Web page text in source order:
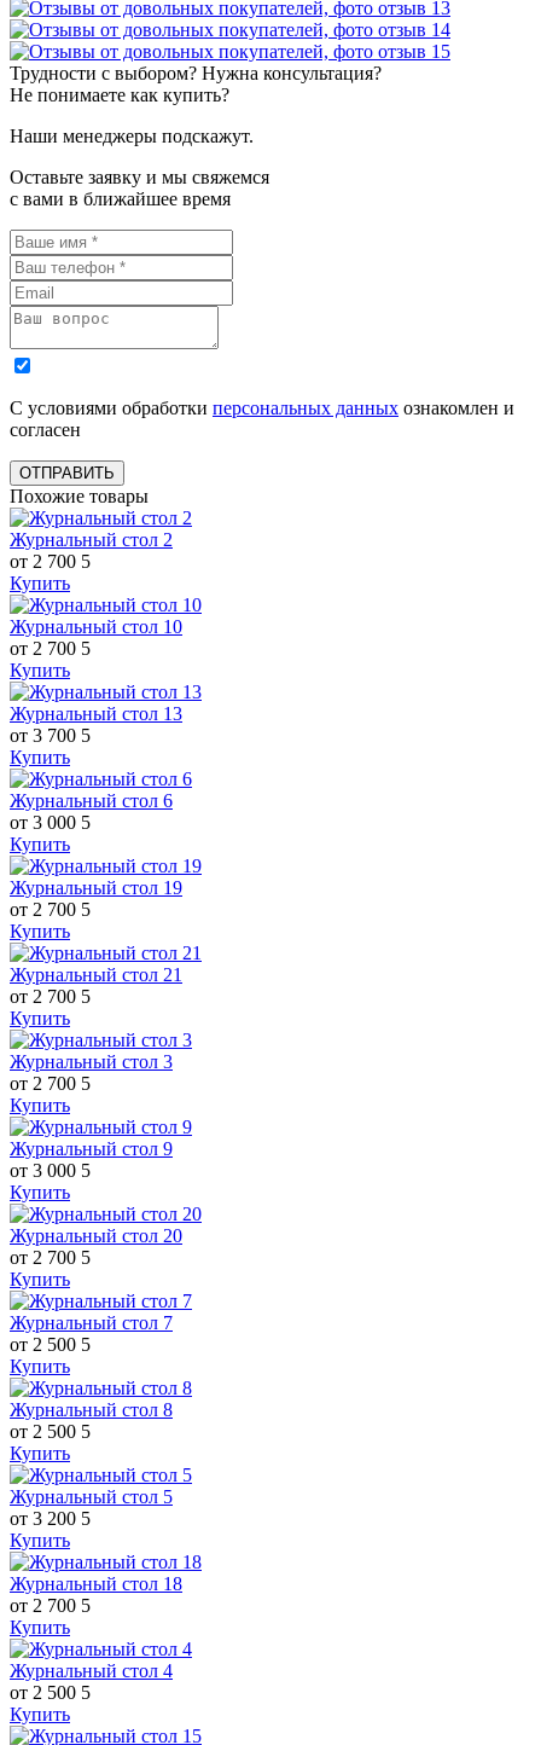
Трудности с выбором? Нужна консультация?
Не понимаете как купить?
Наши менеджеры подскажут.
Оставьте заявку и мы свяжемся
с вами в ближайшее время
С условиями обработки персональных данных ознакомлен и
согласен
ОТПРАВИТЬ
Похожие товары
Журнальный стол 2
от 2 700 5
Купить
Журнальный стол 10
от 2 700 5
Купить
Журнальный стол 13
от 3 700 5
Купить
Журнальный стол 6
от 3 000 5
Купить
Журнальный стол 19
от 2 700 5
Купить
Журнальный стол 21
от 2 700 5
Купить
Журнальный стол 3
от 2 700 5
Купить
Журнальный стол 9
от 3 000 5
Купить
Журнальный стол 20
от 2 700 5
Купить
Журнальный стол 7
от 2 500 5
Купить
Журнальный стол 8
от 2 500 5
Купить
Журнальный стол 5
от 3 200 5
Купить
Журнальный стол 18
от 2 700 5
Купить
Журнальный стол 4
от 2 500 5
Купить